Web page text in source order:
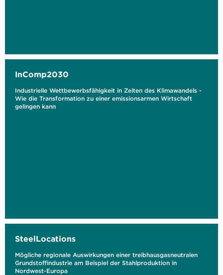
InComp2030
Industrielle Wettbewerbsfähigkeit in Zeiten des Klimawandels -
Wie die Transformation zu einer emissionsarmen Wirtschaft
gelingen kann
SteelLocations
Mögliche regionale Auswirkungen einer treibhausgasneutralen
Grundstoffindustrie am Beispiel der Stahlproduktion in
Nordwest-Europa